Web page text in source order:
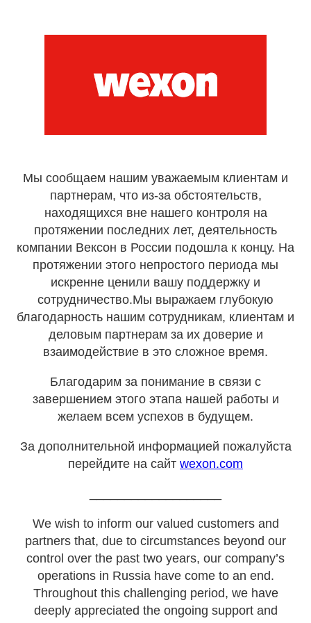
Мы сообщаем нашим уважаемым клиентам и
партнерам, что из-за обстоятельств,
находящихся вне нашего контроля на
протяжении последних лет, деятельность
компании Вексон в России подошла к концу. На
протяжении этого непростого периода мы
искренне ценили вашу поддержку и
сотрудничество.Мы выражаем глубокую
благодарность нашим сотрудникам, клиентам и
деловым партнерам за их доверие и
взаимодействие в это сложное время.
Благодарим за понимание в связи с
завершением этого этапа нашей работы и
желаем всем успехов в будущем.
За дополнительной информацией пожалуйста
перейдите на сайт wexon.com
We wish to inform our valued customers and
partners that, due to circumstances beyond our
control over the past two years, our company’s
operations in Russia have come to an end.
Throughout this challenging period, we have
deeply appreciated the ongoing support and